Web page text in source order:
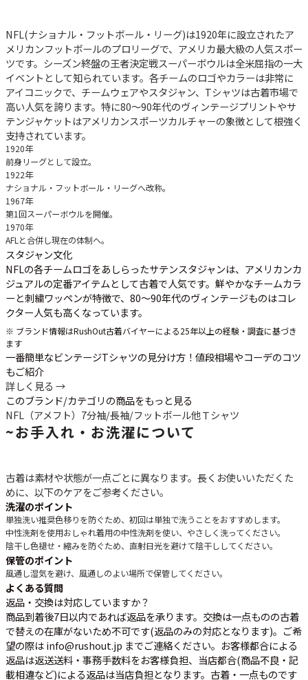
NFL(ナショナル・フットボール・リーグ)は1920年に設立されたア
メリカンフットボールのプロリーグで、アメリカ最大級の人気スポー
ツです。シーズン終盤の王者決定戦スーパーボウルは全米屈指の一大
イベントとして知られています。各チームのロゴやカラーは非常に
アイコニックで、チームウェアやスタジャン、Tシャツは古着市場で
高い人気を誇ります。特に80～90年代のヴィンテージプリントやサ
テンジャケットはアメリカンスポーツカルチャーの象徴として根強く
支持されています。
1920年
前身リーグとして設立。
1922年
ナショナル・フットボール・リーグへ改称。
1967年
第1回スーパーボウルを開催。
1970年
AFLと合併し現在の体制へ。
スタジャン文化
NFLの各チームロゴをあしらったサテンスタジャンは、アメリカンカ
ジュアルの定番アイテムとして古着で人気です。鮮やかなチームカラ
ーと刺繍ワッペンが特徴で、80～90年代のヴィンテージものはコレ
クター人気も高くなっています。
※ ブランド情報はRushOut古着バイヤーによる25年以上の経験・調査に基づき
ます
一番簡単なビンテージTシャツの見分け方！値段相場やコーデのコツ
もご紹介
詳しく見る →
このブランド/カテゴリの商品をもっと見る
NFL（アメフト） 7分袖/長袖/フットボール他Ｔシャツ
~お手入れ・お洗濯について
古着は素材や状態が一点ごとに異なります。長くお使いいただくた
めに、以下のケアをご参考ください。
洗濯のポイント
単独洗い推奨色移りを防ぐため、初回は単独で洗うことをおすすめします。
中性洗剤を使用おしゃれ着用の中性洗剤を使い、やさしく洗ってください。
陰干し色褪せ・縮みを防ぐため、直射日光を避けて陰干ししてください。
保管のポイント
風通し湿気を避け、風通しのよい場所で保管してください。
よくある質問
返品・交換は対応していますか？
商品到着後7日以内であれば返品を承ります。交換は一点ものの古着
で替えの在庫がないため不可です(返品のみの対応となります)。ご希
望の際は info@rushout.jp までご連絡ください。お客様都合による
返品は返送送料・事務手数料をお客様負担、当店都合(商品不良・記
載相違など)による返品は当店負担となります。古着・一点ものです